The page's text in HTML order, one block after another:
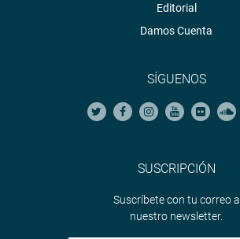
Editorial
Damos Cuenta
SÍGUENOS
SUSCRIPCIÓN
Suscríbete con tu correo a
nuestro newsletter.